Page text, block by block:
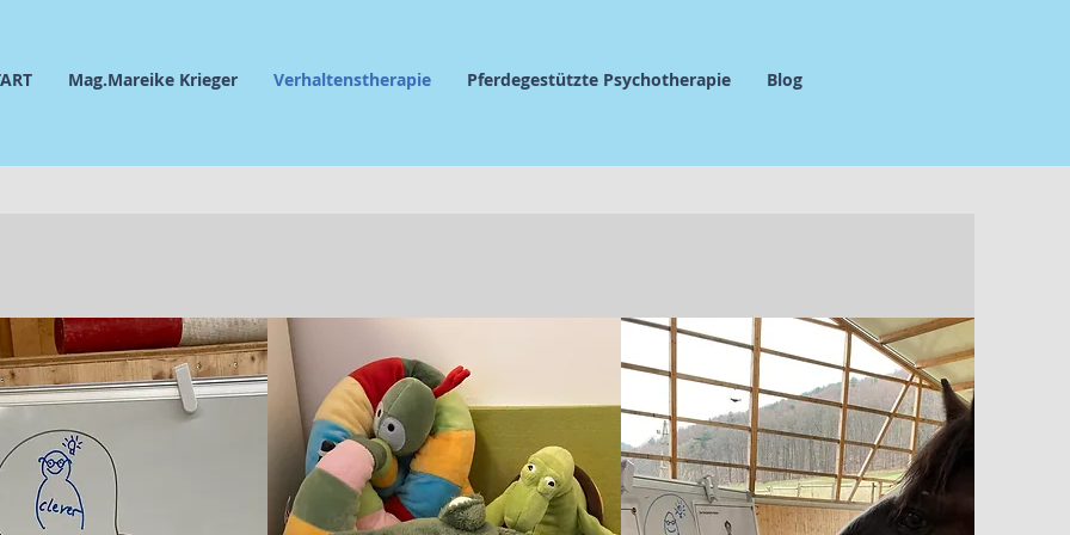
Mag.Mareike Krieger Verhaltenstherapie Pferdegestützte Psychotherapie Blog